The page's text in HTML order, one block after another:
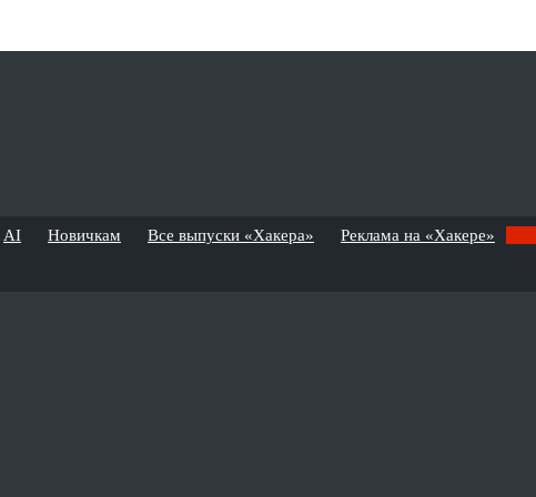
AI Новичкам Все выпуски «Хакера» Реклама на «Хакере»